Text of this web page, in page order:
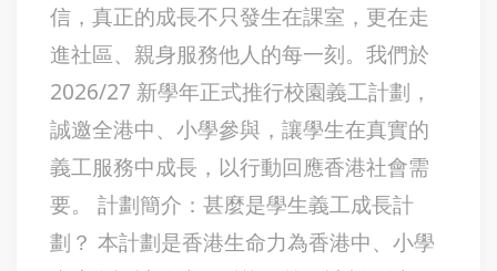
信，真正的成長不只發生在課室，更在走
進社區、親身服務他人的每一刻。我們於
2026/27 新學年正式推行校園義工計劃，
誠邀全港中、小學參與，讓學生在真實的
義工服務中成長，以行動回應香港社會需
要。 計劃簡介：甚麼是學生義工成長計
劃？ 本計劃是香港生命力為香港中、小學